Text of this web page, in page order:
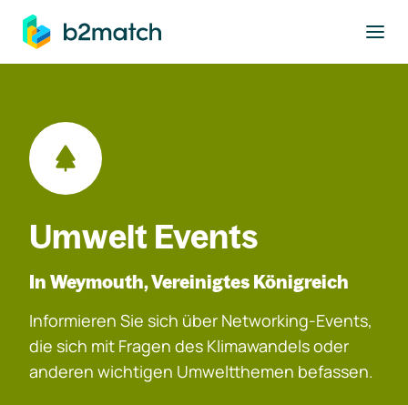
springen
Umwelt Events
In Weymouth, Vereinigtes Königreich
Informieren Sie sich über Networking-Events,
die sich mit Fragen des Klimawandels oder
anderen wichtigen Umweltthemen befassen.